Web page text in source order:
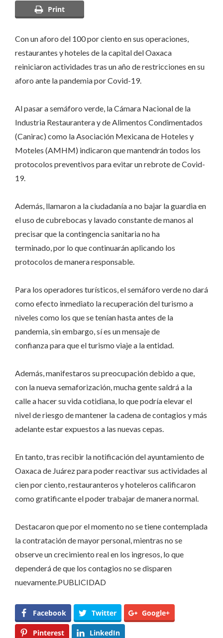
Print
Con un aforo del 100 por ciento en sus operaciones,
restaurantes y hoteles de la capital del Oaxaca
reiniciaron actividades tras un año de restricciones en su
aforo ante la pandemia por Covid-19.
Al pasar a semáforo verde, la Cámara Nacional de la
Industria Restaurantera y de Alimentos Condimentados
(Canirac) como la Asociación Mexicana de Hoteles y
Moteles (AMHM) indicaron que mantendrán todos los
protocolos preventivos para evitar un rebrote de Covid-
19.
Además, llamaron a la ciudadanía a no bajar la guardia en
el uso de cubrebocas y lavado constante de manos al
precisar que la contingencia sanitaria no ha
terminado, por lo que continuarán aplicando los
protocolos de manera responsable.
Para los operadores turísticos, el semáforo verde no dará
como efecto inmediato la recuperación del turismo a
niveles como los que se tenían hasta antes de la
pandemia, sin embargo, sí es un mensaje de
confianza para que el turismo viaje a la entidad.
Además, manifestaros su preocupación debido a que,
con la nueva semaforización, mucha gente saldrá a la
calle a hacer su vida cotidiana, lo que podría elevar el
nivel de riesgo de mantener la cadena de contagios y más
adelante estar expuestos a las nuevas cepas.
En tanto, tras recibir la notificación del ayuntamiento de
Oaxaca de Juárez para poder reactivar sus actividades al
cien por ciento, restauranteros y hoteleros calificaron
como gratificante el poder trabajar de manera normal.
Destacaron que por el momento no se tiene contemplada
la contratación de mayor personal, mientras no se
observe un crecimiento real en los ingresos, lo que
dependerá de que los contagios no se disparen
nuevamente.PUBLICIDAD
Facebook Twitter Google+
Pinterest LinkedIn